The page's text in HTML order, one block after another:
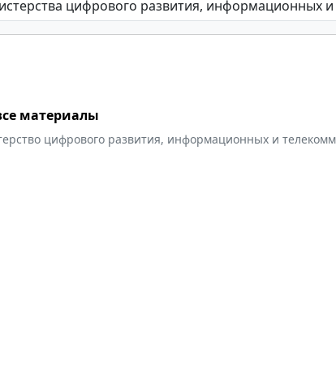
материалы
цифрового развития, информационных и